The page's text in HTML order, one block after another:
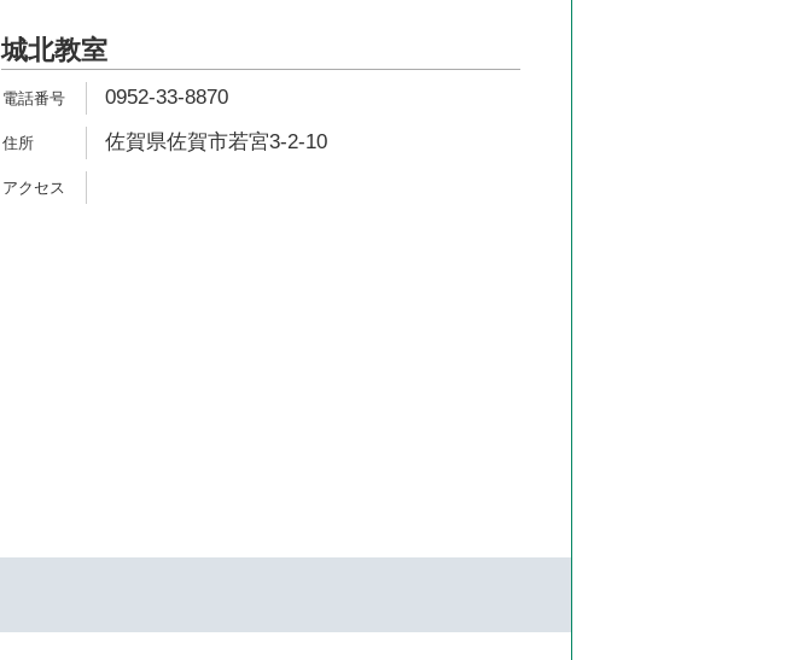
城北教室
0952-33-8870
佐賀県佐賀市若宮3-2-10